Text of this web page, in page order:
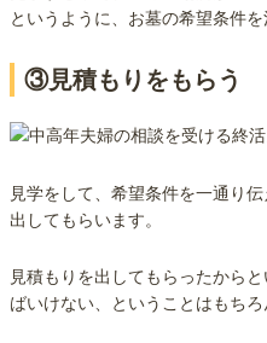
というように、お墓の希望条件を
③見積もりをもらう
見学をして、希望条件を一通り
出してもらいます。
見積もりを出してもらったから
ばいけない、ということはもちろ